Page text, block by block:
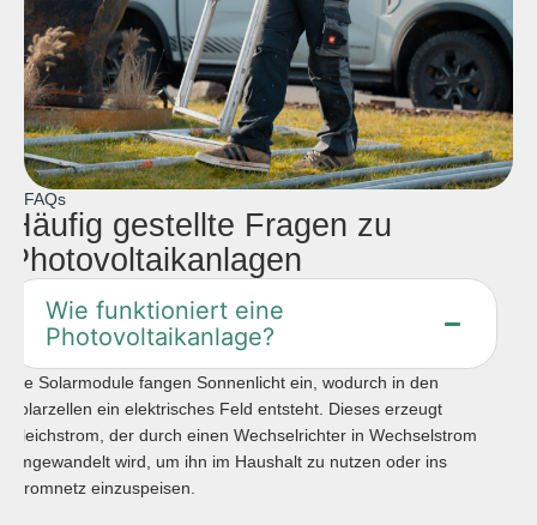
FAQs
Häufig gestellte Fragen zu
Photovoltaikanlagen
Wie funktioniert eine
Photovoltaikanlage?
Die Solarmodule fangen Sonnenlicht ein, wodurch in den
Solarzellen ein elektrisches Feld entsteht. Dieses erzeugt
Gleichstrom, der durch einen Wechselrichter in Wechselstrom
umgewandelt wird, um ihn im Haushalt zu nutzen oder ins
Stromnetz einzuspeisen.